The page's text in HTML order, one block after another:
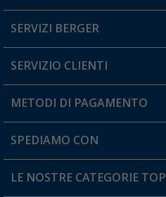
Hai una domanda?
SERVIZI BERGER
Diventare rivenditori
Il mio Account
Carta fedeltà Berger
SERVIZIO CLIENTI
Informazioni sulla spedizione
Resi
METODI DI PAGAMENTO
SPEDIAMO CON
LE NOSTRE CATEGORIE TOP